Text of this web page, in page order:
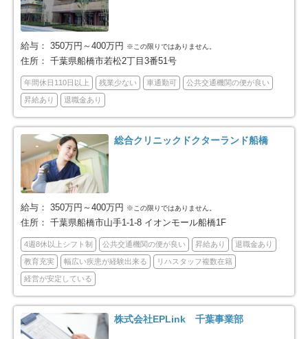
佐倉市 39
旭市 10
柏市 110 市原市 56
流山市 46
我孫子市 21 鴨川市 11
鎌ケ谷市 41
富津市 3 浦安市 41
四街道市 33 袖ケ浦市 9
八街市 15
白井市 12 12
給与： 350万円～400万円 ※この限りではありません。
住所： 千葉県船橋市若松2丁目3番51号
年間休日110日以上 残業少ない 車通勤可 公共交通機関の便が良い
昇給あり 退職金あり
総合クリニックドクターランド船橋
給与： 350万円～400万円 ※この限りではありません。
住所： 千葉県船橋市山手1-1-8 イオンモール船橋1F
4週8休以上シフト制 公共交通機関の便が良い 昇給あり 退職金あり
教育充実 幅広い疾患が経験出来る リハスタッフ複数在籍
経営が安定している
株式会社EPLink 千葉事業部